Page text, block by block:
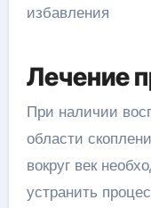
Лечение
При наличии
области
вокруг век
устранить